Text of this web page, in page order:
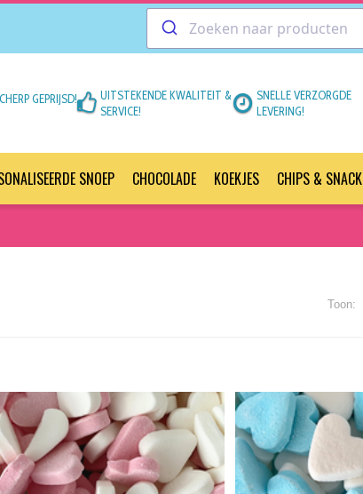
GEPRIJSD!
UITSTEKENDE KWALITEIT &
SERVICE!
SNELLE VERZORGDE
LEVERING!
SNOEP CHOCOLADE KOEKJES CHIPS &
Toon: